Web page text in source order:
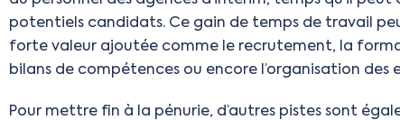
potentiels candidats. Ce gain de temps de travail
forte valeur ajoutée comme le recrutement, la
bilans de compétences ou encore l’organisation des
Pour mettre fin à la pénurie, d’autres pistes sont